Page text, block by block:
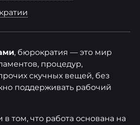
, бюрократия — это мир
процедур,
скучных вещей, без
поддерживать рабочий
том, что работа основана на